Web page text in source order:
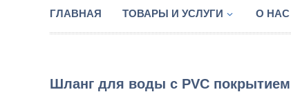
ГЛАВНАЯ ТОВАРЫ И УСЛУГИ О НАС
Шланг для воды с PVC